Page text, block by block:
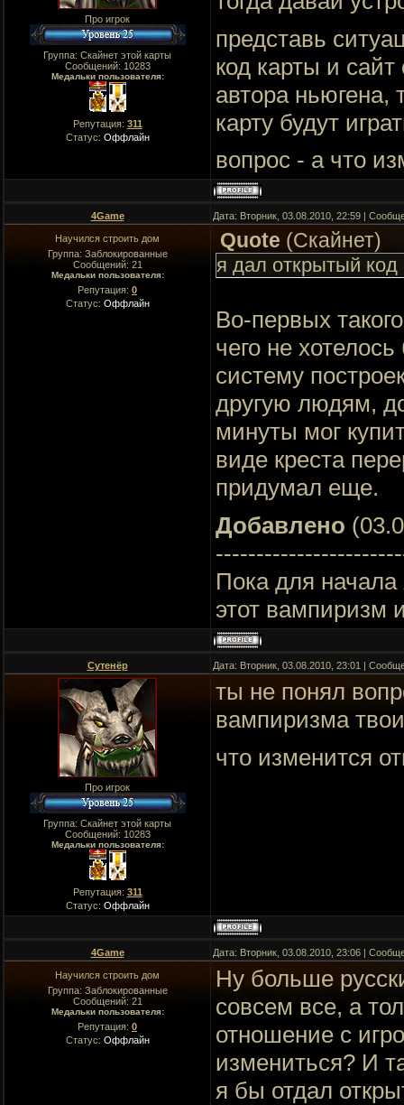
Про игрок
Группа: Скайнет этой карты
Сообщений: 10283
Медальки пользователя:
Репутация: 311
Статус: Оффлайн
представь
код карты и
автора ньюгена,
карту будут
вопрос - а что
4Game Дата: Вторник, 03.08.2010, 22:59 |
Научился строить дом
Группа: Заблокированные
Сообщений: 21
Медальки пользователя:
Репутация: 0
Статус: Оффлайн
Quote (Скайнет)
я дал открытый код
Во-первых
чего не
систему
другую людям,
минуты мог
виде креста
придумал еще.
Добавлено
Пока для
этот вампиризм
Сутенёр Дата: Вторник, 03.08.2010, 23:01 |
Про игрок
Группа: Скайнет этой карты
Сообщений: 10283
Медальки пользователя:
Репутация: 311
Статус: Оффлайн
ты не понял
вампиризма твои
что изменится
4Game Дата: Вторник, 03.08.2010, 23:06 |
Научился строить дом
Группа: Заблокированные
Сообщений: 21
Медальки пользователя:
Репутация: 0
Статус: Оффлайн
Ну больше
совсем все, а
отношение с
измениться? И
я бы отдал